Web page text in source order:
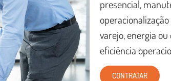
presencial,
varejo, energia
eficiência
CONTRATAR